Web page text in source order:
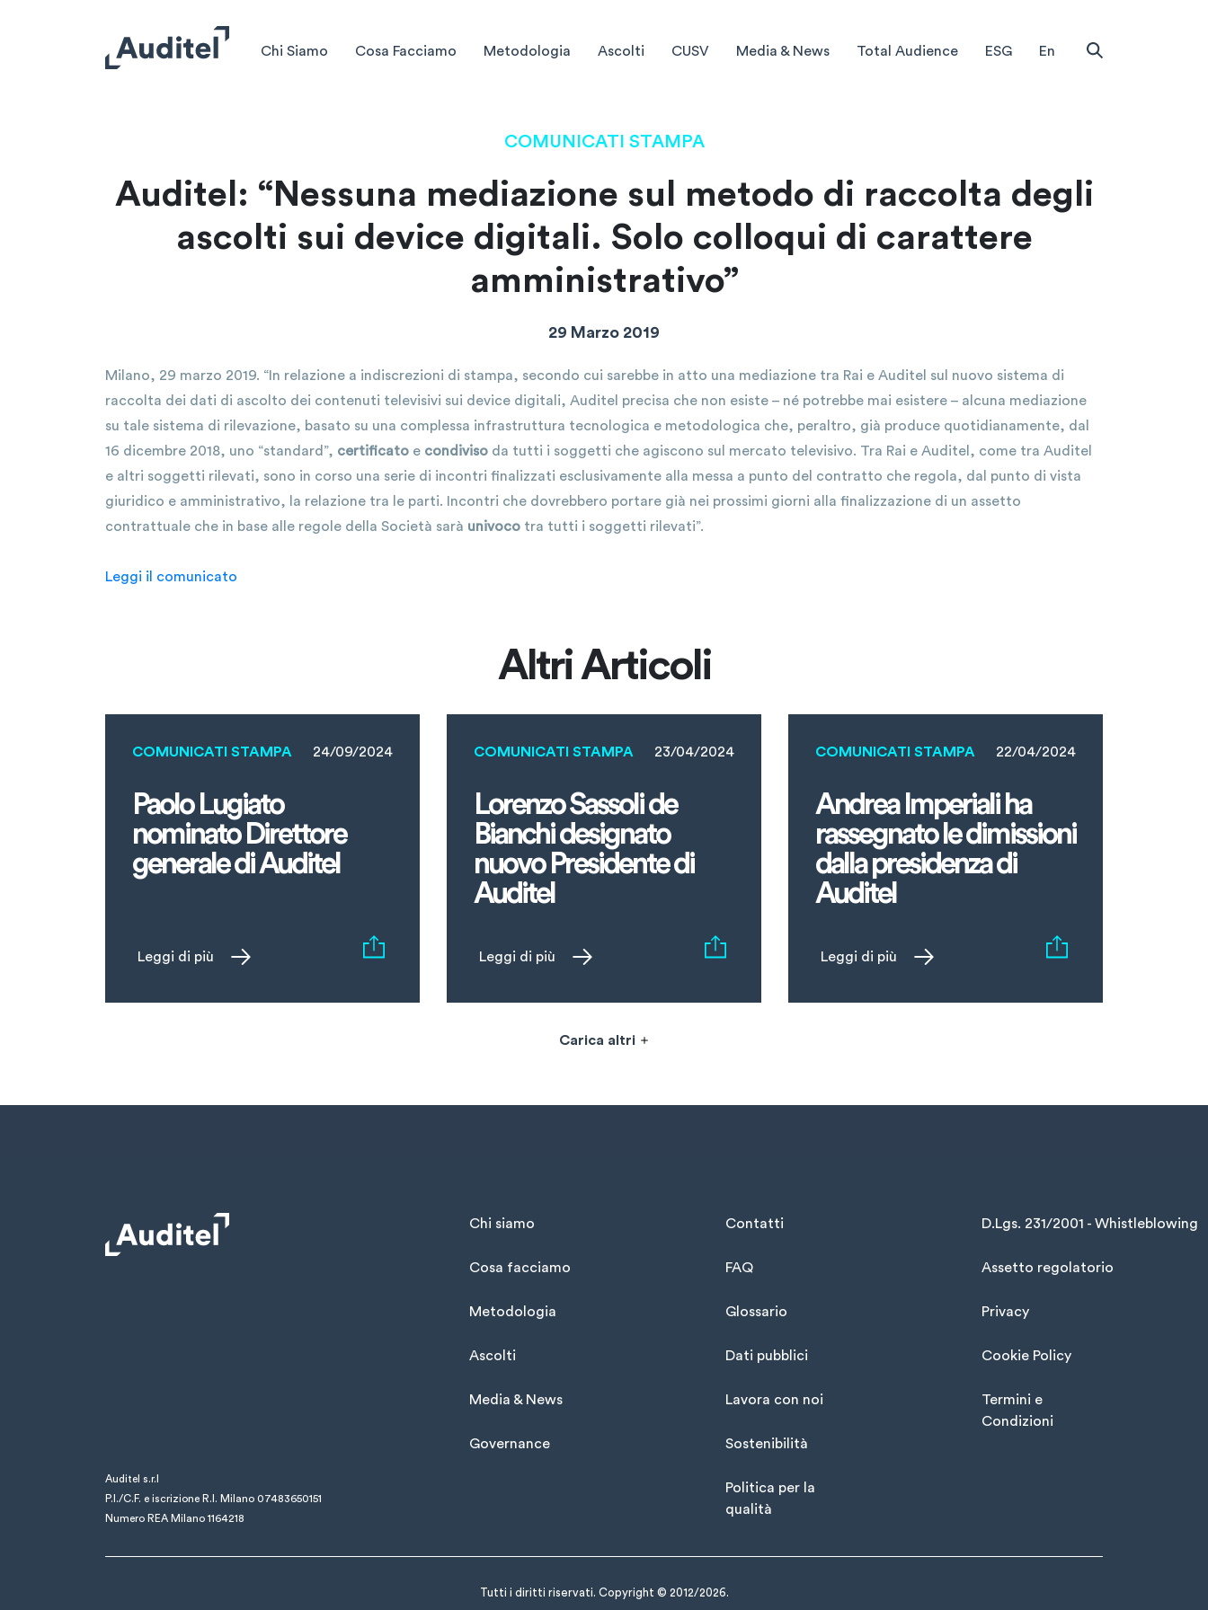
Chi Siamo Cosa Facciamo Metodologia Ascolti CUSV Media & News Total Audience ESG En
COMUNICATI STAMPA
Auditel: “Nessuna mediazione sul metodo di raccolta degli
ascolti sui device digitali. Solo colloqui di carattere
amministrativo”
29 Marzo 2019
Milano, 29 marzo 2019. “In relazione a indiscrezioni di stampa, secondo cui sarebbe in atto una mediazione tra Rai e Auditel sul nuovo sistema di
raccolta dei dati di ascolto dei contenuti televisivi sui device digitali, Auditel precisa che non esiste – né potrebbe mai esistere – alcuna mediazione
su tale sistema di rilevazione, basato su una complessa infrastruttura tecnologica e metodologica che, peraltro, già produce quotidianamente, dal
16 dicembre 2018, uno “standard”, certificato e condiviso da tutti i soggetti che agiscono sul mercato televisivo. Tra Rai e Auditel, come tra Auditel
e altri soggetti rilevati, sono in corso una serie di incontri finalizzati esclusivamente alla messa a punto del contratto che regola, dal punto di vista
giuridico e amministrativo, la relazione tra le parti. Incontri che dovrebbero portare già nei prossimi giorni alla finalizzazione di un assetto
contrattuale che in base alle regole della Società sarà univoco tra tutti i soggetti rilevati”.
Leggi il comunicato
Altri Articoli
COMUNICATI STAMPA 24/09/2024
Paolo Lugiato
nominato Direttore
generale di Auditel
Leggi di più
COMUNICATI STAMPA 23/04/2024
Lorenzo Sassoli de
Bianchi designato
nuovo Presidente di
Auditel
Leggi di più
COMUNICATI STAMPA 22/04/2024
Andrea Imperiali ha
rassegnato le dimissioni
dalla presidenza di
Auditel
Leggi di più
Carica altri
Auditel s.r.l
P.I./C.F. e iscrizione R.I. Milano 07483650151
Numero REA Milano 1164218
Chi siamo
Cosa facciamo
Metodologia
Ascolti
Media & News
Governance
Contatti
FAQ
Glossario
Dati pubblici
Lavora con noi
Sostenibilità
Politica per la
qualità
D.Lgs. 231/2001 - Whistleblowing
Assetto regolatorio
Privacy
Cookie Policy
Termini e
Condizioni
Tutti i diritti riservati. Copyright © 2012/2026.